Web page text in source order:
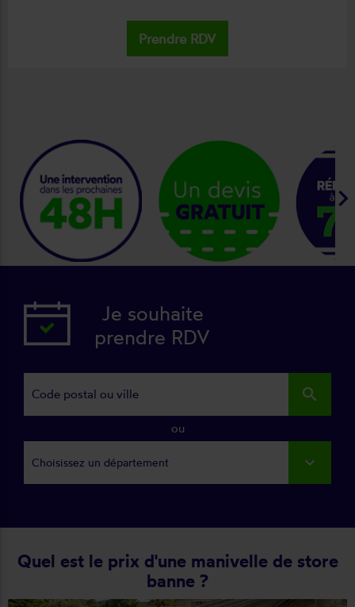
Prendre RDV
Je souhaite
prendre RDV
search
ou
Choisissez un département
Quel est le prix d'une manivelle de store
banne ?